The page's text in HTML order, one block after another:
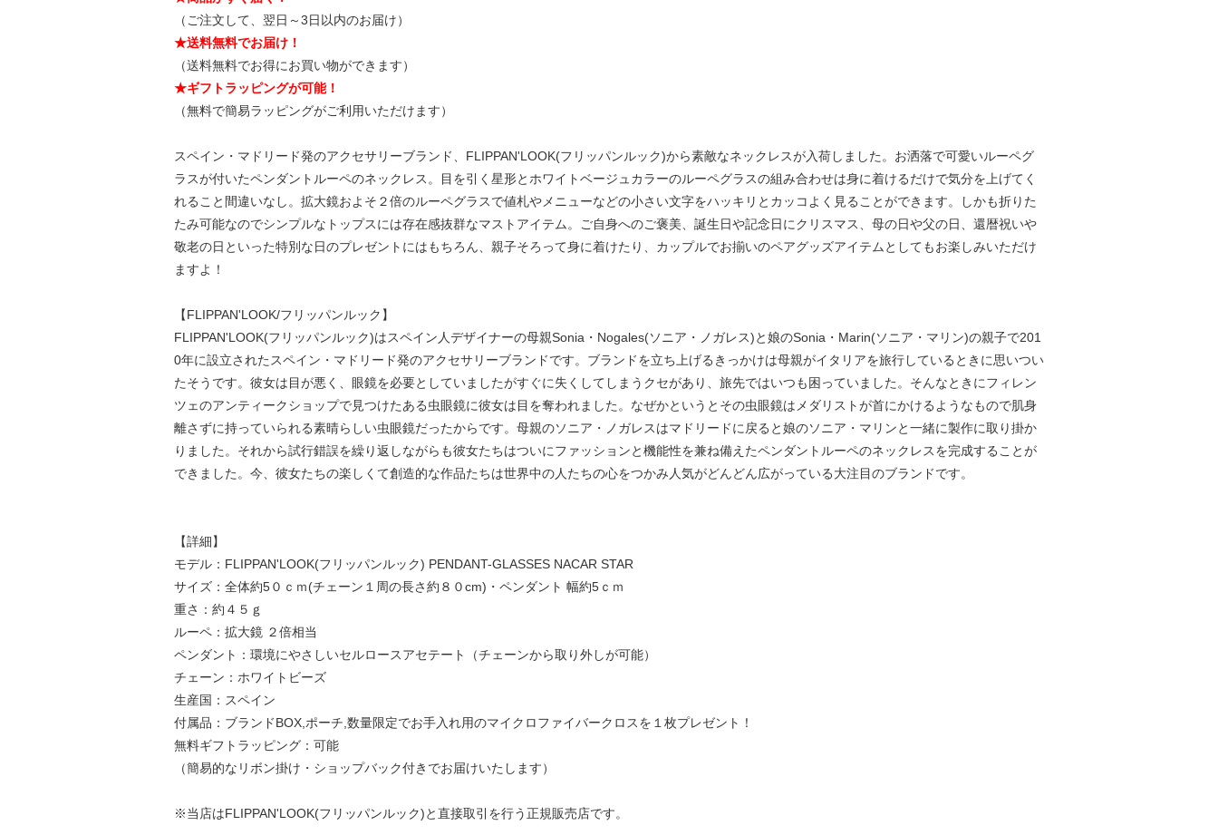
（ご注文して、翌日～3日以内のお届け）
★送料無料でお届け！
（送料無料でお得にお買い物ができます）
★ギフトラッピングが可能！
（無料で簡易ラッピングがご利用いただけます）
スペイン・マドリード発のアクセサリーブランド、FLIPPAN'LOOK(フリッパンルック)から素敵なネックレスが入荷しました。お洒落で可愛いルーペグ
ラスが付いたペンダントルーペのネックレス。目を引く星形とホワイトベージュカラーのルーペグラスの組み合わせは身に着けるだけで気分を上げてく
れること間違いなし。拡大鏡およそ２倍のルーペグラスで値札やメニューなどの小さい文字をハッキリとカッコよく見ることができます。しかも折りた
たみ可能なのでシンプルなトップスには存在感抜群なマストアイテム。ご自身へのご褒美、誕生日や記念日にクリスマス、母の日や父の日、還暦祝いや
敬老の日といった特別な日のプレゼントにはもちろん、親子そろって身に着けたり、カップルでお揃いのペアグッズアイテムとしてもお楽しみいただけ
ますよ！
【FLIPPAN'LOOK/フリッパンルック】
FLIPPAN'LOOK(フリッパンルック)はスペイン人デザイナーの母親Sonia・Nogales(ソニア・ノガレス)と娘のSonia・Marin(ソニア・マリン)の親子で201
0年に設立されたスペイン・マドリード発のアクセサリーブランドです。ブランドを立ち上げるきっかけは母親がイタリアを旅行しているときに思いつい
たそうです。彼女は目が悪く、眼鏡を必要としていましたがすぐに失くしてしまうクセがあり、旅先ではいつも困っていました。そんなときにフィレン
ツェのアンティークショップで見つけたある虫眼鏡に彼女は目を奪われました。なぜかというとその虫眼鏡はメダリストが首にかけるようなもので肌身
離さずに持っていられる素晴らしい虫眼鏡だったからです。母親のソニア・ノガレスはマドリードに戻ると娘のソニア・マリンと一緒に製作に取り掛か
りました。それから試行錯誤を繰り返しながらも彼女たちはついにファッションと機能性を兼ね備えたペンダントルーペのネックレスを完成することが
できました。今、彼女たちの楽しくて創造的な作品たちは世界中の人たちの心をつかみ人気がどんどん広がっている大注目のブランドです。
【詳細】
モデル：FLIPPAN'LOOK(フリッパンルック) PENDANT-GLASSES NACAR STAR
サイズ：全体約5０ｃｍ(チェーン１周の長さ約８０cm)・ペンダント 幅約5ｃｍ
重さ：約４５ｇ
ルーペ：拡大鏡 ２倍相当
ペンダント：環境にやさしいセルロースアセテート（チェーンから取り外しが可能）
チェーン：ホワイトビーズ
生産国：スペイン
付属品：ブランドBOX,ポーチ,数量限定でお手入れ用のマイクロファイバークロスを１枚プレゼント！
無料ギフトラッピング：可能
（簡易的なリボン掛け・ショップバック付きでお届けいたします）
※当店はFLIPPAN'LOOK(フリッパンルック)と直接取引を行う正規販売店です。